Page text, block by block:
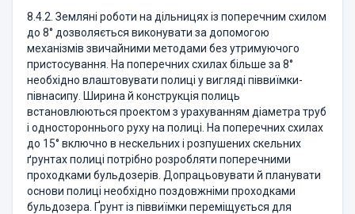
8.4.2. Земляні роботи на дільницях із поперечним схилом
до 8° дозволяється виконувати за допомогою
механізмів звичайними методами без утримуючого
пристосування. На поперечних схилах більше за 8°
необхідно влаштовувати полиці у вигляді піввиїмки-
півнасипу. Ширина й конструкція полиць
встановлюються проектом з урахуванням діаметра труб
і одностороннього руху на полиці. На поперечних схилах
до 15° включно в нескельних і розпушених скельних
ґрунтах полиці потрібно розробляти поперечними
проходками бульдозерів. Допрацьовувати й планувати
основи полиці необхідно поздовжніми проходками
бульдозера. Ґрунт із піввиїмки переміщується для